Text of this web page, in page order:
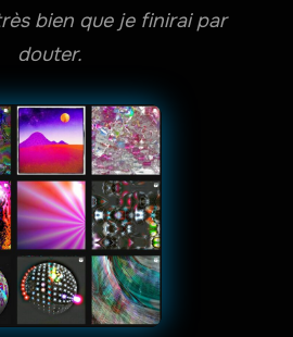
bien que je finirai par
douter.